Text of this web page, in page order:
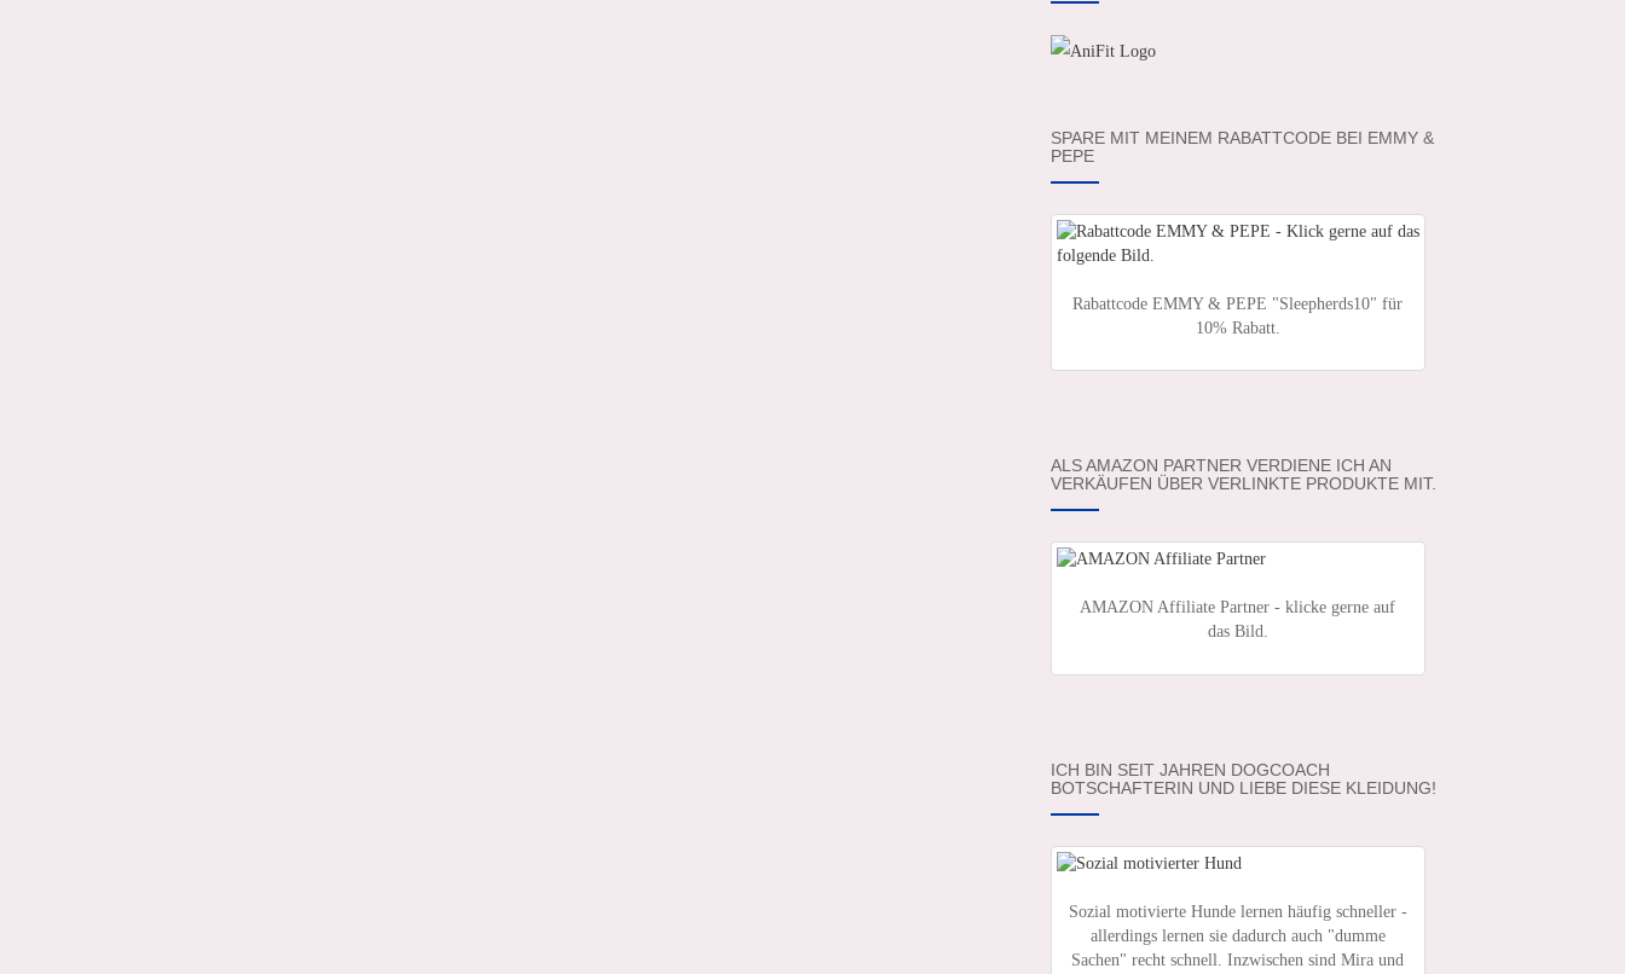
SPARE MIT MEINEM RABATTCODE BEI EMMY &
PEPE
Rabattcode EMMY & PEPE "Sleepherds10" für
10% Rabatt.
ALS AMAZON PARTNER VERDIENE ICH AN
VERKÄUFEN ÜBER VERLINKTE PRODUKTE MIT.
AMAZON Affiliate Partner - klicke gerne auf
das Bild.
ICH BIN SEIT JAHREN DOGCOACH
BOTSCHAFTERIN UND LIEBE DIESE KLEIDUNG!
Sozial motivierte Hunde lernen häufig schneller -
allerdings lernen sie dadurch auch "dumme
Sachen" recht schnell. Inzwischen sind Mira und